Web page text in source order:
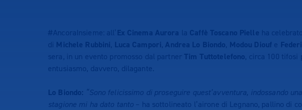
#AncoraInsieme: all’Ex Cinema Aurora la Caffè Toscano Pielle ha
di Michele Rubbini, Luca Campori, Andrea Lo Biondo, Modou Diouf e
sera, in un evento promosso dal partner Tim Tuttotelefono, circa 100
entusiasmo, davvero, dilagante.
Lo Biondo: “Sono felicissimo di proseguire quest’avventura, indossando
stagione mi ha dato tanto – ha sottolineato l’airone di Legnano, pallino di